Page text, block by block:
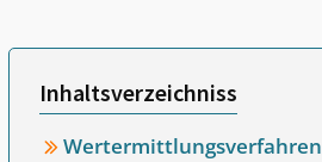
Inhaltsverzeichniss
Wertermittlungsverfahren